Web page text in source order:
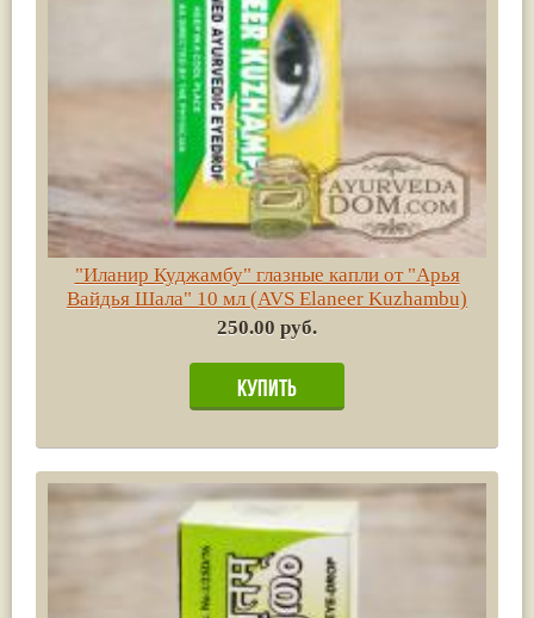
"Иланир Куджамбу" глазные капли от "Арья
Вайдья Шала" 10 мл (AVS Elaneer Kuzhambu)
250.00 руб.